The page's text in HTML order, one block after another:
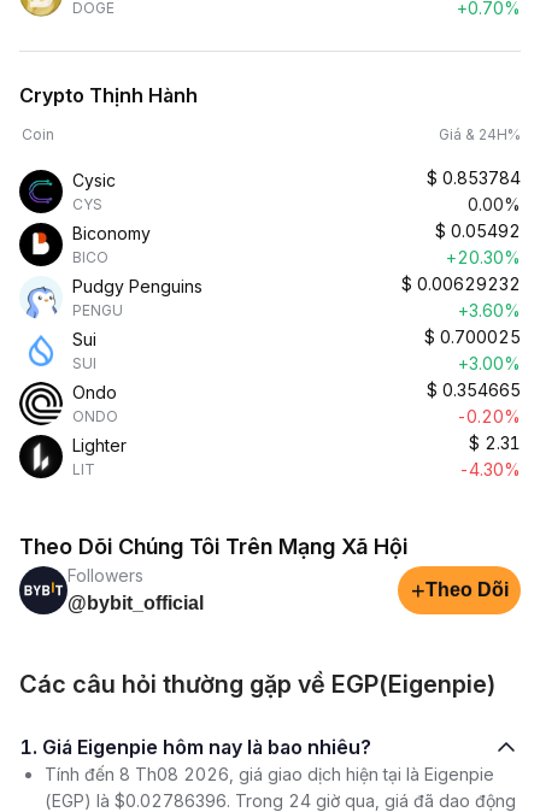
DOGE
+0.70%
Crypto Thịnh Hành
Coin Giá & 24H%
Cysic
CYS
$ 0.853784
0.00%
Biconomy
BICO
$ 0.05492
+20.30%
Pudgy Penguins
PENGU
$ 0.00629232
+3.60%
Sui
SUI
$ 0.700025
+3.00%
Ondo
ONDO
$ 0.354665
-0.20%
Lighter
LIT
$ 2.31
-4.30%
Theo Dõi Chúng Tôi Trên Mạng Xã Hội
Followers
@bybit_official
+Theo Dõi
Các câu hỏi thường gặp về EGP(Eigenpie)
1. Giá Eigenpie hôm nay là bao nhiêu?
Tính đến 8 Th08 2026, giá giao dịch hiện tại là Eigenpie
(EGP) là $0.02786396. Trong 24 giờ qua, giá đã dao động